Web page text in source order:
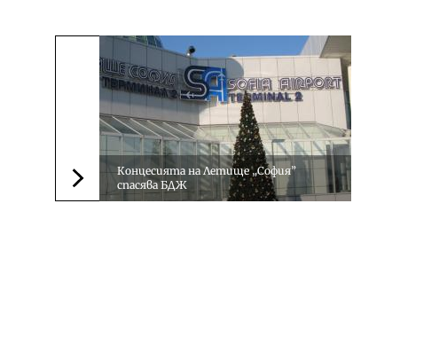
Следваща новина
Концесията на Летище „София”
спасява БДЖ